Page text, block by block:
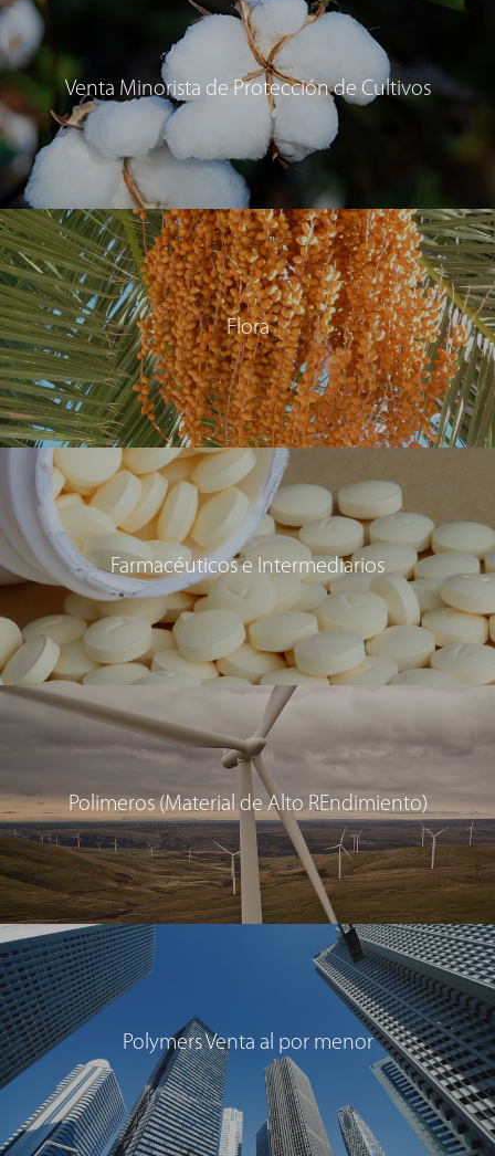
Venta Minorista de Protección de Cultivos
Flora
Farmacéuticos e Intermediarios
Polimeros (Material de Alto REndimiento)
Polymers Venta al por menor